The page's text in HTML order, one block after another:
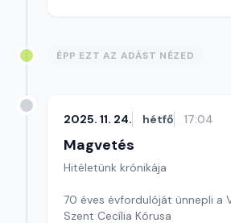
ÉPP EZT AZ ADÁST NÉZED
2025. 11. 24. hétfő 17:04
Magvetés
Hitéletünk krónikája
70 éves évfordulóját ünnepli a
Szent Cecília Kórusa